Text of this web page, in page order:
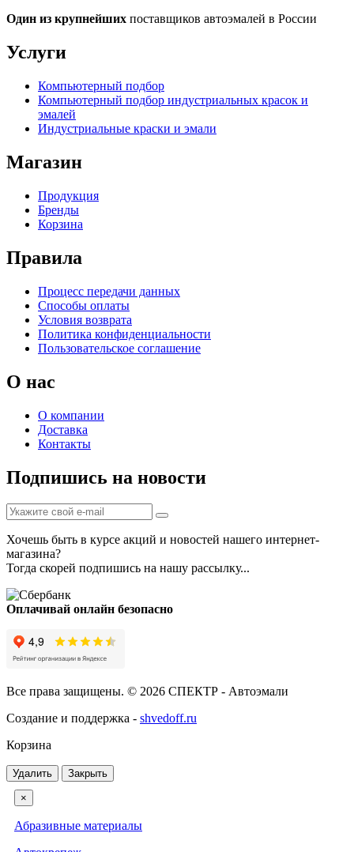
Один из крупнейших поставщиков автоэмалей в России
Услуги
Компьютерный подбор
Компьютерный подбор индустриальных красок и
эмалей
Индустриальные краски и эмали
Магазин
Продукция
Бренды
Корзина
Правила
Процесс передачи данных
Способы оплаты
Условия возврата
Политика конфиденциальности
Пользовательское соглашение
О нас
О компании
Доставка
Контакты
Подпишись на новости
Хочешь быть в курсе акций и новостей нашего интернет-
магазина?
Тогда скорей подпишись на нашу рассылку...
Оплачивай онлайн безопасно
Все права защищены. © 2026 СПЕКТР - Автоэмали
Создание и поддержка - shvedoff.ru
Корзина
Удалить Закрыть
×
Абразивные материалы